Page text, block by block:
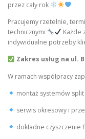
przez cały rok
Pracujemy rzetelnie,
technicznymi
Każde
indywidualne potrzeby
Zakres usług na ul.
W ramach współpracy
montaż systemów
serwis okresowy i
dokładne